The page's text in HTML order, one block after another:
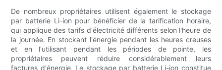
De nombreux propriétaires utilisent également le stockage
par batterie Li-ion pour bénéficier de la tarification horaire,
qui applique des tarifs d'électricité différents selon l'heure de
la journée. En stockant l'énergie pendant les heures creuses
et en l'utilisant pendant les périodes de pointe, les
propriétaires peuvent réduire considérablement leurs
factures d'énergie. Le stockage par batterie Li-ion constitue